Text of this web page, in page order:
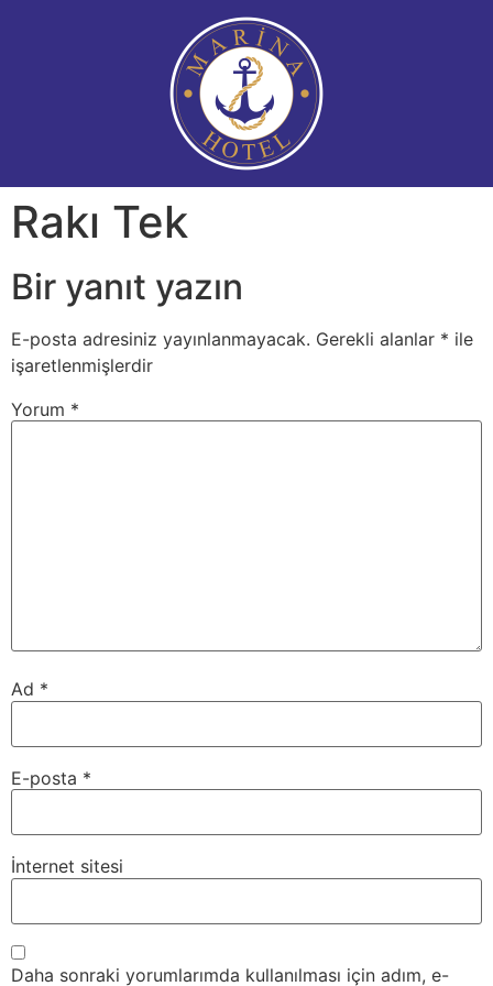
Rakı Tek
Bir yanıt yazın
E-posta adresiniz yayınlanmayacak. Gerekli alanlar * ile
işaretlenmişlerdir
Yorum *
Ad *
E-posta *
İnternet sitesi
Daha sonraki yorumlarımda kullanılması için adım, e-